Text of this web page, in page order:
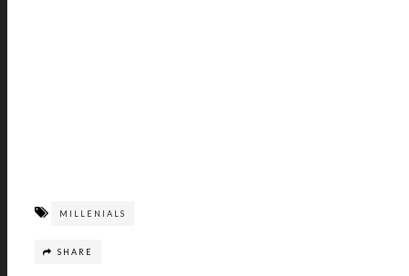
MILLENIALS
SHARE